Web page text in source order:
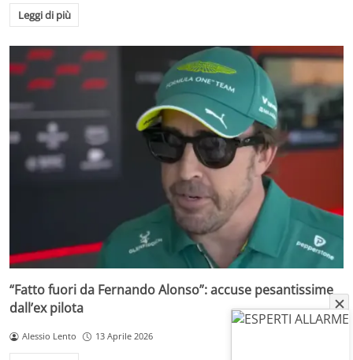
Leggi di più
“Fatto fuori da Fernando Alonso”: accuse pesantissime
dall’ex pilota
Alessio Lento 13 Aprile 2026